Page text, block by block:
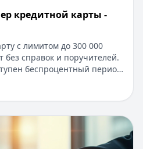
кредитной карты -
с лимитом до 300 000
без справок и поручителей.
беспроцентный период
онлайн по одному
можно с доставкой на
как
картой и где найти её номер
партнеры Хоум Банка. Где